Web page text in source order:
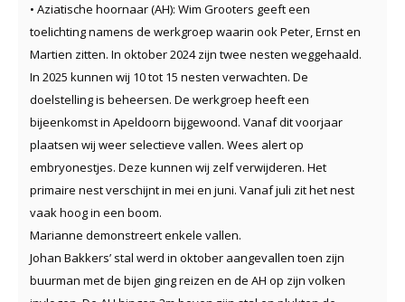
• Aziatische hoornaar (AH): Wim Grooters geeft een
toelichting namens de werkgroep waarin ook Peter, Ernst en
Martien zitten. In oktober 2024 zijn twee nesten weggehaald.
In 2025 kunnen wij 10 tot 15 nesten verwachten. De
doelstelling is beheersen. De werkgroep heeft een
bijeenkomst in Apeldoorn bijgewoond. Vanaf dit voorjaar
plaatsen wij weer selectieve vallen. Wees alert op
embryonestjes. Deze kunnen wij zelf verwijderen. Het
primaire nest verschijnt in mei en juni. Vanaf juli zit het nest
vaak hoog in een boom.
Marianne demonstreert enkele vallen.
Johan Bakkers’ stal werd in oktober aangevallen toen zijn
buurman met de bijen ging reizen en de AH op zijn volken